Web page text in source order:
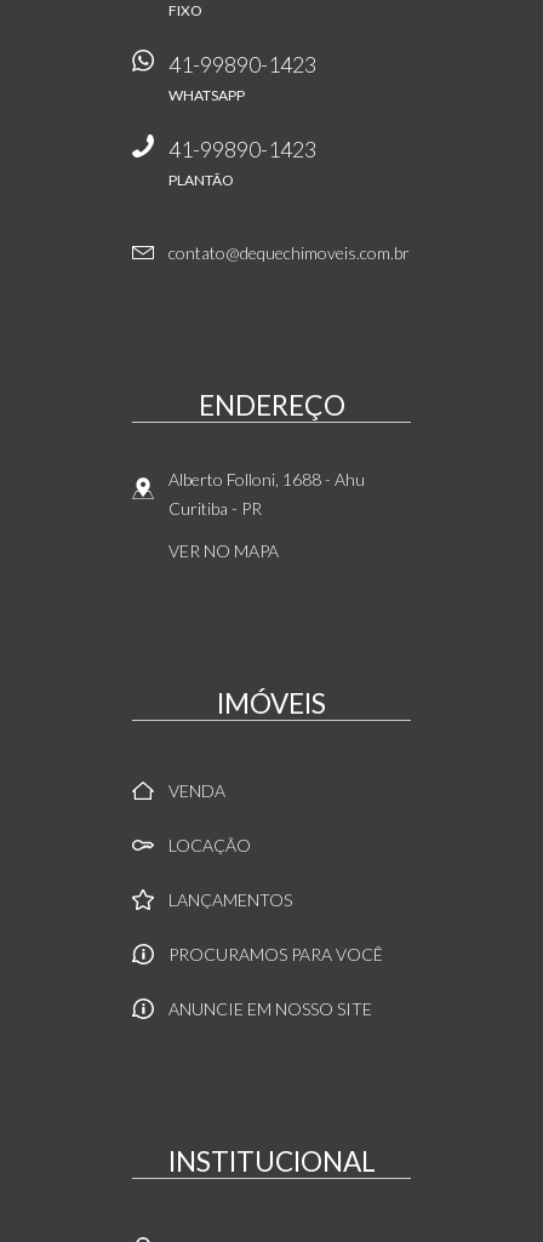
FIXO
41-99890-1423
WHATSAPP
41-99890-1423
PLANTÃO
contato@dequechimoveis.com.br
ENDEREÇO
Alberto Folloni, 1688- Ahu
Curitiba - PR
VER NO MAPA
IMÓVEIS
VENDA
LOCAÇÃO
LANÇAMENTOS
PROCURAMOS PARA VOCÊ
ANUNCIE EM NOSSO SITE
INSTITUCIONAL